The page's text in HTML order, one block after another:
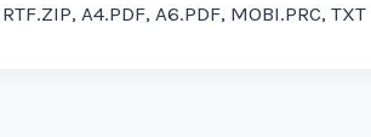
A4.PDF, A6.PDF, MOBI.PRC, TXT